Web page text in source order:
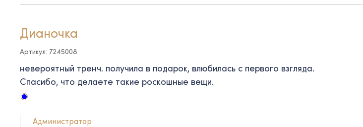
Дианочка
Артикул: 7245008
невероятный тренч. получила в подарок, влюбилась с первого взгляда.
Спасибо, что делаете такие роскошные вещи.
Администратор